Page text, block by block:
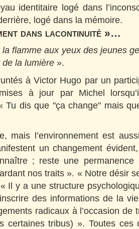
identitaire logé dans
logé dans la mémoire.
dans lacontinuité »…
la flamme aux yeux des jeunes
la lumière ».
à Victor Hugo par un
à jour par Michel
Tu dis que "ça change" mais
mais l’environnement est
un changement
; reste une
nos traits ». « Notre désir
Il y a une structure
des informations de la
radicaux à l’occasion de
certaines tribus) ». Toutes ces